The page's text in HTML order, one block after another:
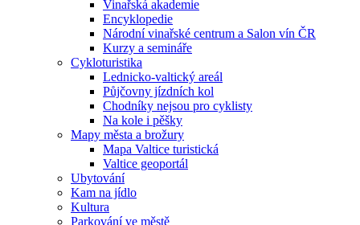
Vinařská akademie
Encyklopedie
Národní vinařské centrum a Salon vín ČR
Kurzy a semináře
Cykloturistika
Lednicko-valtický areál
Půjčovny jízdních kol
Chodníky nejsou pro cyklisty
Na kole i pěšky
Mapy města a brožury
Mapa Valtice turistická
Valtice geoportál
Ubytování
Kam na jídlo
Kultura
Parkování ve městě